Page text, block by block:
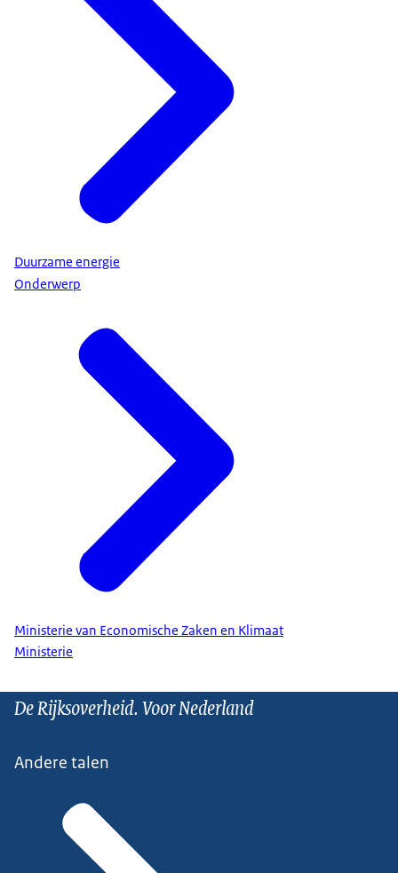
Duurzame energie
Onderwerp
Ministerie van Economische Zaken en Klimaat
Ministerie
De Rijksoverheid. Voor Nederland
Andere talen